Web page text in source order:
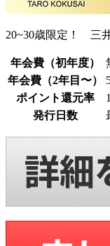
20~30歳限定！ 三
年会費（初年度）
年会費（2年目〜）
ポイント還元率
発行日数